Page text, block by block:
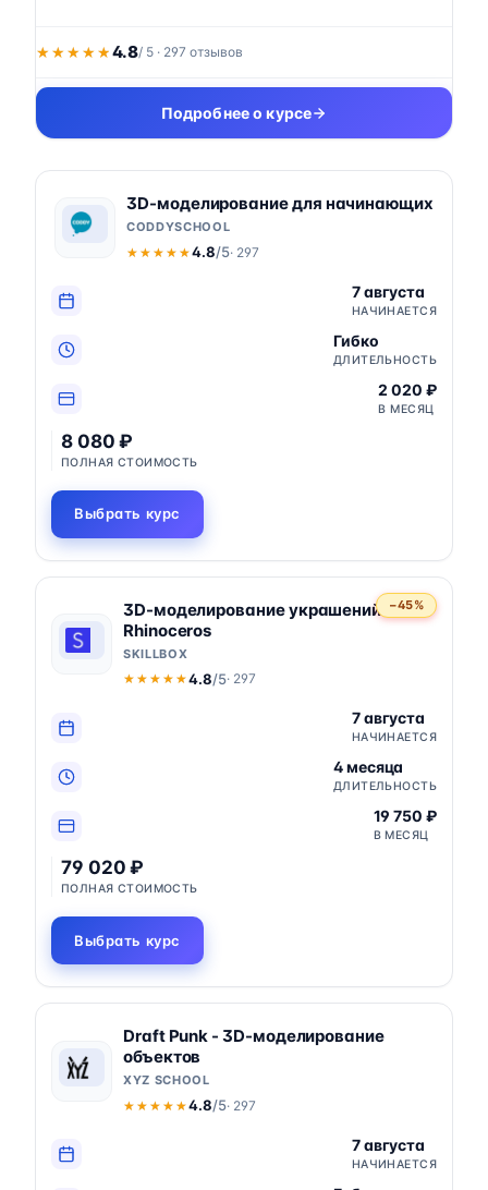
★★★★★
★★★★★4.8/ 5 · 297 отзывов
Подробнее о курсе
3D-моделирование для начинающих
CODDYSCHOOL
★★★★★
★★★★★4.8/5· 297
7 августа
НАЧИНАЕТСЯ
Гибко
ДЛИТЕЛЬНОСТЬ
2 020 ₽
В МЕСЯЦ
8 080 ₽
ПОЛНАЯ СТОИМОСТЬ
Выбрать курс
−45%
3D-моделирование украшений в
Rhinoceros
SKILLBOX
★★★★★
★★★★★4.8/5· 297
7 августа
НАЧИНАЕТСЯ
4 месяца
ДЛИТЕЛЬНОСТЬ
19 750 ₽
В МЕСЯЦ
79 020 ₽
ПОЛНАЯ СТОИМОСТЬ
Выбрать курс
Draft Punk - 3D-моделирование
объектов
XYZ SCHOOL
★★★★★
★★★★★4.8/5· 297
7 августа
НАЧИНАЕТСЯ